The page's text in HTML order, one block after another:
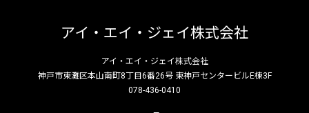
アイ・エイ・ジェイ株式会社
アイ・エイ・ジェイ株式会社
神戸市東灘区本山南町8丁目6番26号 東神戸センタービルE棟3F
078-436-0410